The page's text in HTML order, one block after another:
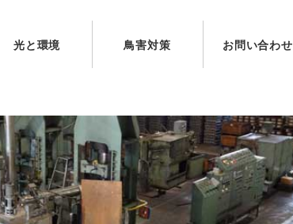
光と環境 鳥害対策 お問い合わせ